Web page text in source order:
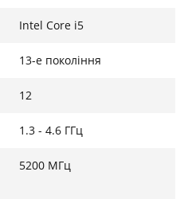
шуми під час дзвінків,
передові засоби захисту:
механічну
TPM 2.0. Для
Intel Core i5
13-е покоління
12
1.3 - 4.6 ГГц
5200 МГц